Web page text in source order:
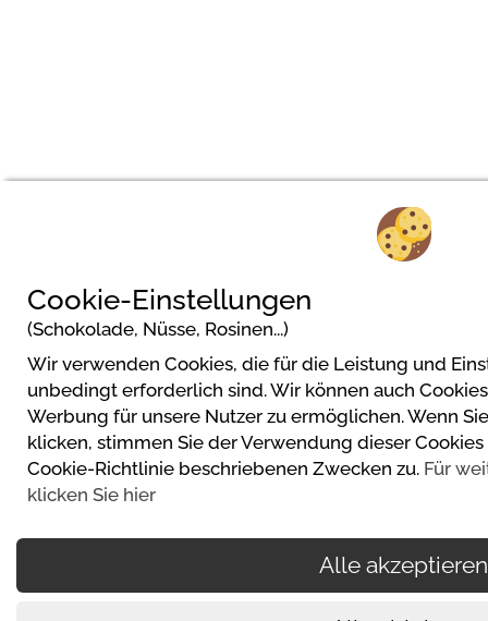
Cookie-Einstellungen
(Schokolade, Nüsse, Rosinen...)
Wir verwenden Cookies, die für die Leistung und
unbedingt erforderlich sind. Wir können auch
Werbung für unsere Nutzer zu ermöglichen. Wenn
klicken, stimmen Sie der Verwendung dieser
Cookie-Richtlinie beschriebenen Zwecken zu. Für
klicken Sie hier
Alle akzeptieren